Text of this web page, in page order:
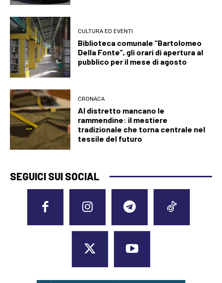
CULTURA ED EVENTI
Biblioteca comunale “Bartolomeo
Della Fonte”, gli orari di apertura al
pubblico per il mese di agosto
CRONACA
Al distretto mancano le
rammendine: il mestiere
tradizionale che torna centrale nel
tessile del futuro
SEGUICI SUI SOCIAL